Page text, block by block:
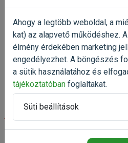
989 Ft
-25%
Ahogy a legtöbb weboldal, a
kat) az alapvető működéshez.
élmény érdekében marketing
engedélyezhet. A böngészés
a sütik használatához és
tájékoztatóban foglaltakat.
Süti beállítások